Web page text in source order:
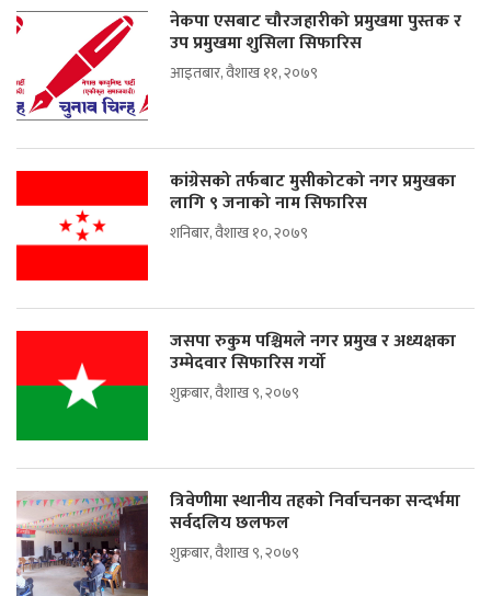
नेकपा एसबाट चौरजहारीको प्रमुखमा पुस्तक र
उप प्रमुखमा शुसिला सिफारिस
आइतबार, वैशाख ११, २०७९
कांग्रेसको तर्फबाट मुसीकोटको नगर प्रमुखका
लागि ९ जनाको नाम सिफारिस
शनिबार, वैशाख १०, २०७९
जसपा रुकुम पश्चिमले नगर प्रमुख र अध्यक्षका
उम्मेदवार सिफारिस गर्यो
शुक्रबार, वैशाख ९, २०७९
त्रिवेणीमा स्थानीय तहको निर्वाचनका सन्दर्भमा
सर्वदलिय छलफल
शुक्रबार, वैशाख ९, २०७९